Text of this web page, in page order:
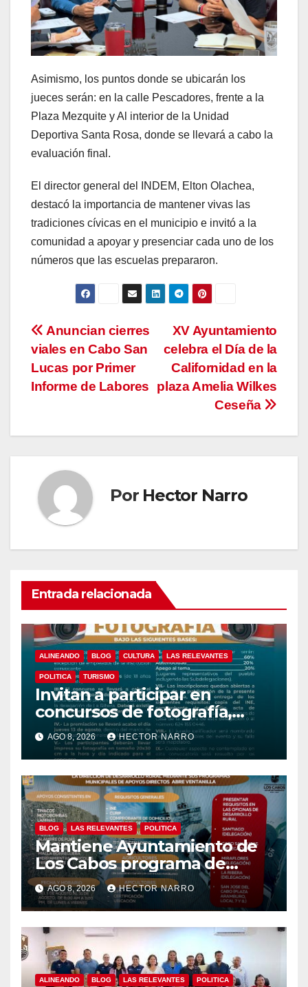
Asimismo, los puntos donde se ubicarán los
jueces serán: en la calle Pescadores, frente a la
Plaza Mezquite y Al interior de la Unidad
Deportiva Santa Rosa, donde se llevará a cabo la
evaluación final.
El director general del INDEM, Elton Olachea,
destacó la importancia de mantener vivas las
tradiciones cívicas en el municipio e invitó a la
comunidad a apoyar y presenciar cada uno de los
números que las escuelas prepararon.
Navegación
de
entradas
XV Ayuntamiento
celebra el Día de la
Californidad en la
plaza Amelia Wilkes
Ceseña
Anuncian cierres
viales en Cabo San
Lucas por Primer
Informe de Labores
Por Hector Narro
Entrada relacionada
ALINEANDO BLOG CULTURA LAS RELEVANTES
POLITICA TURISMO
Invitan a participar en
concursos de fotografía,
canto y pintura de las Fiestas
Tradicionales La Ribera 2026
AGO 8, 2026 HECTOR NARRO
BLOG LAS RELEVANTES POLITICA
Mantiene Ayuntamiento de
Los Cabos programa de
apoyos para agricultores,
ganaderos y apicultores
AGO 8, 2026 HECTOR NARRO
ALINEANDO BLOG LAS RELEVANTES POLITICA